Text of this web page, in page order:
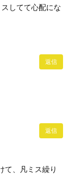
してて心配にな
返信
返信
て、凡ミス繰り